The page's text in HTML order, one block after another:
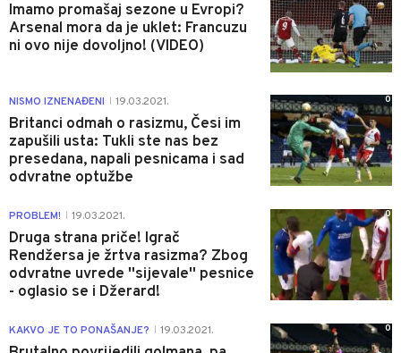
Imamo promašaj sezone u Evropi?
Arsenal mora da je uklet: Francuzu
ni ovo nije dovoljno! (VIDEO)
NISMO IZNENAĐENI 19.03.2021.
Britanci odmah o rasizmu, Česi im
zapušili usta: Tukli ste nas bez
presedana, napali pesnicama i sad
odvratne optužbe
0
PROBLEM! 19.03.2021.
Druga strana priče! Igrač
Rendžersa je žrtva rasizma? Zbog
odvratne uvrede ''sijevale'' pesnice
- oglasio se i Džerard!
0
KAKVO JE TO PONAŠANJE? 19.03.2021. 0